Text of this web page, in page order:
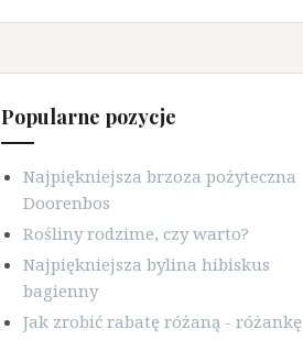
Popularne pozycje
Najpiękniejsza brzoza pożyteczna
Doorenbos
Rośliny rodzime, czy warto?
Najpiękniejsza bylina hibiskus
bagienny
Jak zrobić rabatę różaną - różankę